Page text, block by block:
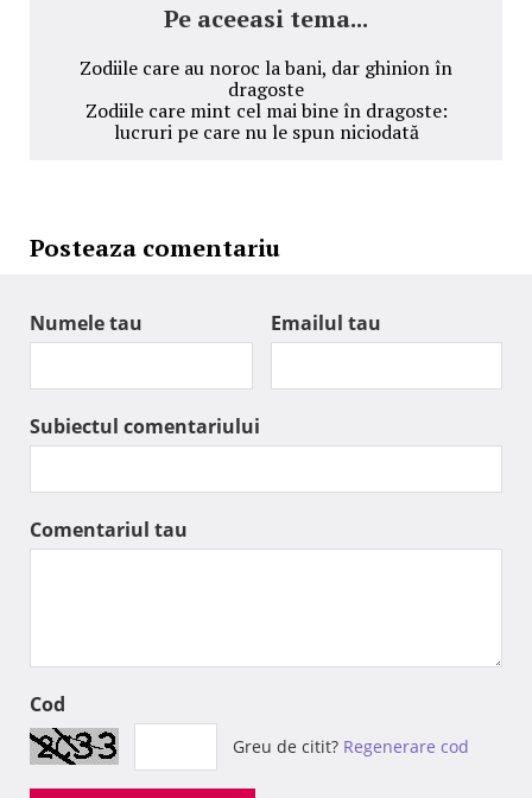
Pe aceeasi tema...
Zodiile care au noroc la bani, dar ghinion în
dragoste
Zodiile care mint cel mai bine în dragoste:
lucruri pe care nu le spun niciodată
Posteaza comentariu
Numele tau Emailul tau
Subiectul comentariului
Comentariul tau
Cod
Greu de citit? Regenerare cod